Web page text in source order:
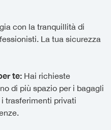
con la tranquillità di
La tua sicurezza
te: Hai richieste
di più spazio per i bagagli
trasferimenti privati